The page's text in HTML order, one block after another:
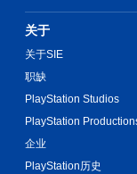
关于
关于SIE
职缺
PlayStation Studios
PlayStation
企业
PlayStation历史